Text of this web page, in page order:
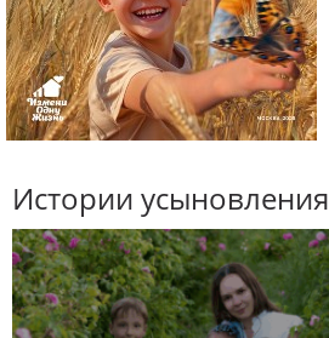
Истории усыновления